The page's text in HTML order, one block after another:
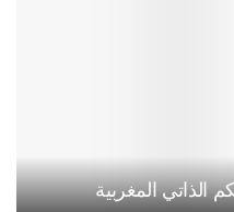
الذاتي المغربية